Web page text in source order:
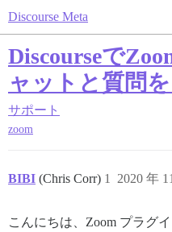
Discourse Meta
Discourseで
ャットと質問
サポート
zoom
BIBI (Chris Corr) 2020 年
1
こんにちは、Zoom プラグ